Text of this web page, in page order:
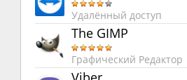
Удалённый доступ
The GIMP
Графический Редактор